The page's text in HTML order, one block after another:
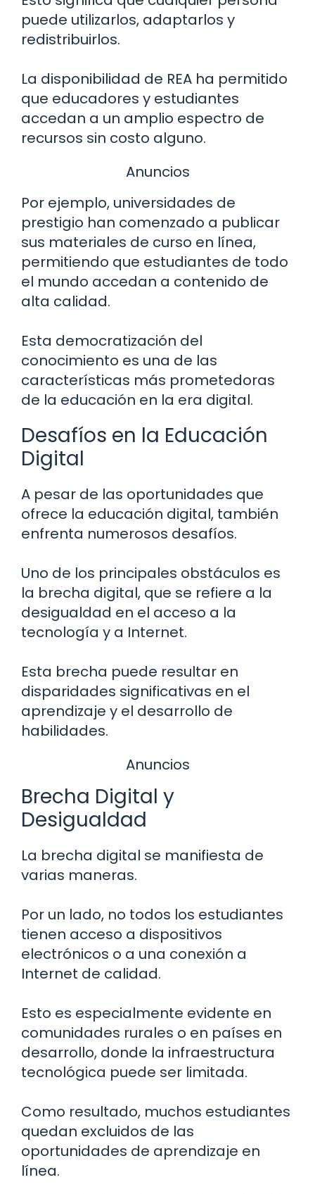
puede utilizarlos, adaptarlos y
redistribuirlos.
La disponibilidad de REA ha permitido
que educadores y estudiantes
accedan a un amplio espectro de
recursos sin costo alguno.
Anuncios
Por ejemplo, universidades de
prestigio han comenzado a publicar
sus materiales de curso en línea,
permitiendo que estudiantes de todo
el mundo accedan a contenido de
alta calidad.
Esta democratización del
conocimiento es una de las
características más prometedoras
de la educación en la era digital.
Desafíos en la Educación
Digital
A pesar de las oportunidades que
ofrece la educación digital, también
enfrenta numerosos desafíos.
Uno de los principales obstáculos es
la brecha digital, que se refiere a la
desigualdad en el acceso a la
tecnología y a Internet.
Esta brecha puede resultar en
disparidades significativas en el
aprendizaje y el desarrollo de
habilidades.
Anuncios
Brecha Digital y
Desigualdad
La brecha digital se manifiesta de
varias maneras.
Por un lado, no todos los estudiantes
tienen acceso a dispositivos
electrónicos o a una conexión a
Internet de calidad.
Esto es especialmente evidente en
comunidades rurales o en países en
desarrollo, donde la infraestructura
tecnológica puede ser limitada.
Como resultado, muchos estudiantes
quedan excluidos de las
oportunidades de aprendizaje en
línea.